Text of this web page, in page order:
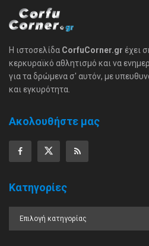
Η ιστοσελίδα CorfuCorner.gr έχει
κερκυραϊκό αθλητισμό και να
για τα δρώμενα σ' αυτόν, με
και εγκυρότητα.
Ακολουθήστε μας
Κατηγορίες